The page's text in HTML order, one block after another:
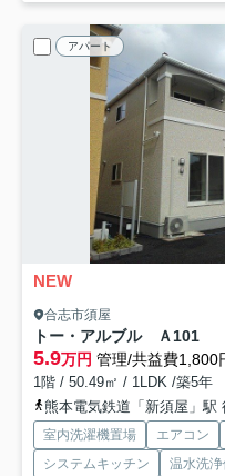
アパート
NEW
合志市須屋
トー・アルブル Ａ 101
5.9万円 管理/共益費1,800
1階 / 50.49㎡ / 1LDK /築5年
熊本電気鉄道「新須屋」駅
室内洗濯機置場 エアコン
システムキッチン
温水洗浄